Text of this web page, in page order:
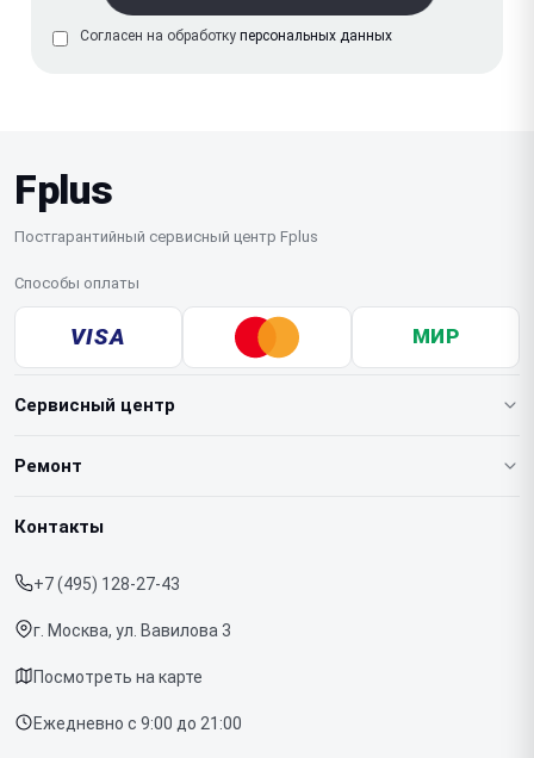
Согласен на обработку персональных данных
Fplus
Постгарантийный сервисный центр Fplus
Способы оплаты
VISA МИР
Сервисный центр
О нашем сервисе
Срочный ремонт
Доставка и способы оплаты
Диагностика
Контакты
Ремонт
Ноутбуков
Контакты
+7 (495) 128-27-43
г. Москва, ул. Вавилова 3
Посмотреть на карте
Ежедневно с 9:00 до 21:00